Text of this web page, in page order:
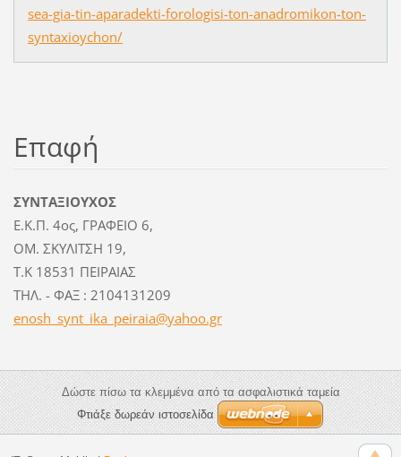
sea-gia-tin-aparadekti-forologisi-ton-anadromikon-ton-
syntaxioychon/
Επαφή
ΣΥΝΤΑΞΙΟΥΧΟΣ
Ε.Κ.Π. 4ος, ΓΡΑΦΕΙΟ 6,
ΟΜ. ΣΚΥΛΙΤΣΗ 19,
Τ.Κ 18531 ΠΕΙΡΑΙΑΣ
ΤΗΛ. - ΦΑΞ : 2104131209
enosh_synt_ika_peiraia@yahoo.gr
Δώστε πίσω τα κλεμμένα από τα ασφαλιστικά ταμεία
Φτιάξε δωρεάν ιστοσελίδα